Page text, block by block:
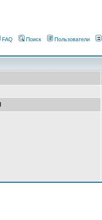
FAQ Поиск Пользователи